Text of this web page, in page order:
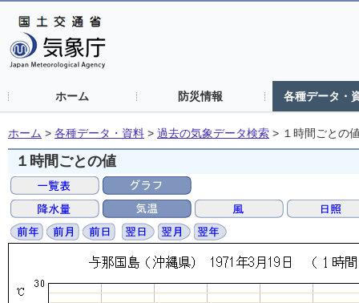
ホーム 防災情報 各種データ・
ホーム > 各種データ・資料 > 過去の気象データ検索 > １時間ごとの
１時間ごとの値